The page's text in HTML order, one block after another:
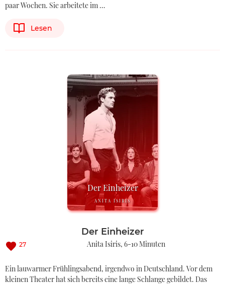
paar Wochen. Sie arbeitete im …
Lesen
Der Einheizer
ANITA ISIRIS
Der Einheizer
27 Anita Isiris 6-10 Minuten
Ein lauwarmer Frühlingsabend, irgendwo in Deutschland. Vor dem
kleinen Theater hat sich bereits eine lange Schlange gebildet. Das